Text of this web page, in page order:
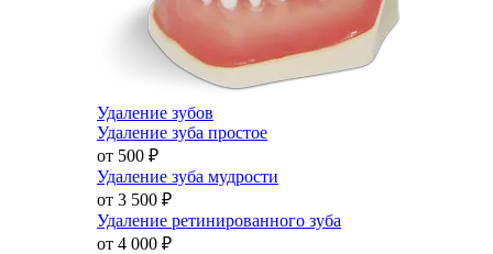
Удаление зубов
Удаление зуба простое
от 500 ₽
Удаление зуба мудрости
от 3 500 ₽
Удаление ретинированного зуба
от 4 000 ₽